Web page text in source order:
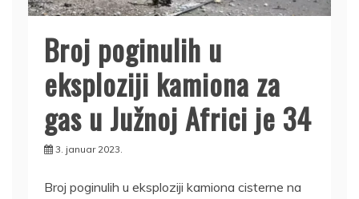
Broj poginulih u
eksploziji kamiona za
gas u Južnoj Africi je 34
3. januar 2023.
Broj poginulih u eksploziji kamiona cisterne na